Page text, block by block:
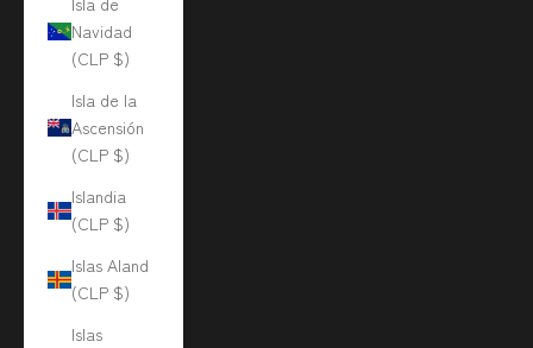
Navidad
(CLP $)
Isla de la
Ascensión
(CLP $)
Islandia
(CLP $)
Islas Aland
(CLP $)
Islas